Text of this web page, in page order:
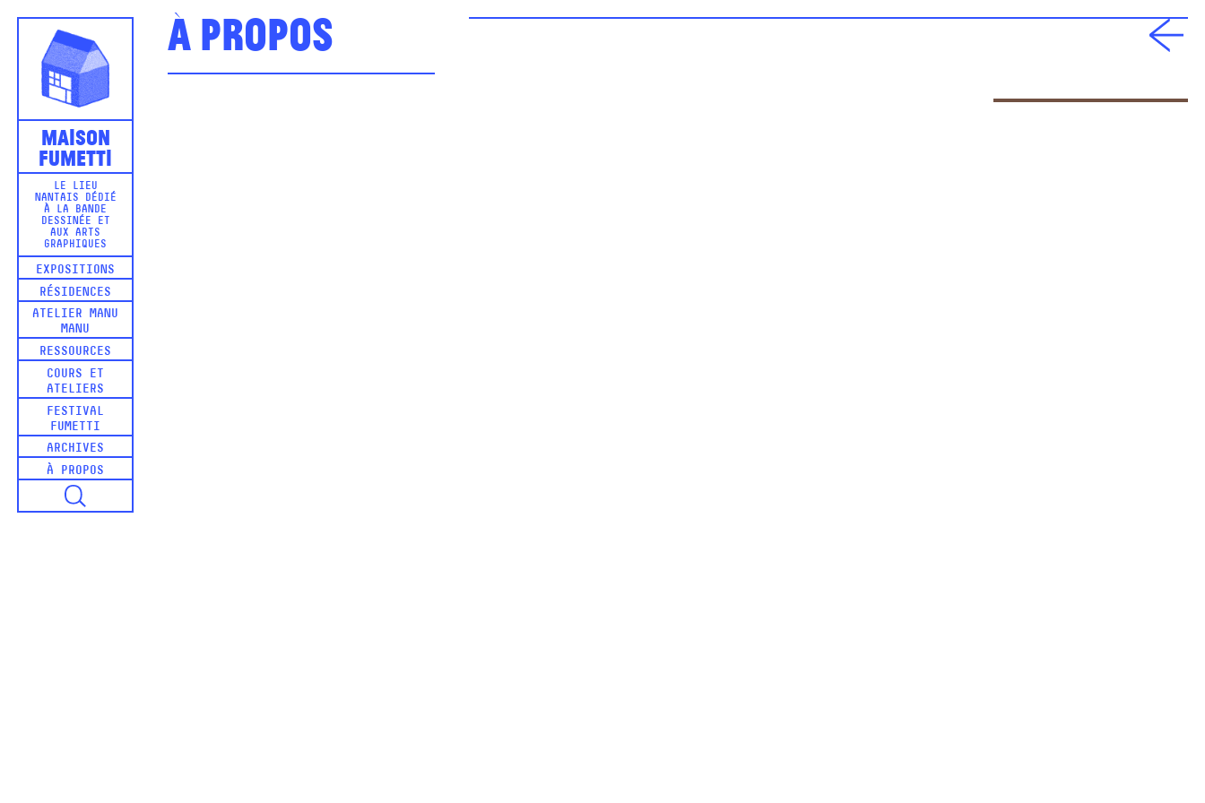
Maison
Fumetti
LE LIEU
NANTAIS DÉDIÉ
À LA BANDE
DESSINÉE ET
AUX ARTS
GRAPHIQUES
EXPOSITIONS
RÉSIDENCES
ATELIER MANU
MANU
RESSOURCES
COURS ET
ATELIERS
FESTIVAL
FUMETTI
ARCHIVES
À PROPOS
À propos